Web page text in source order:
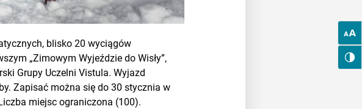
blisko 20 wyciągów
„Zimowym Wyjeździe do Wisły”,
Grupy Uczelni Vistula. Wyjazd
Zapisać można się do 30 stycznia w
miejsc ograniczona (100).